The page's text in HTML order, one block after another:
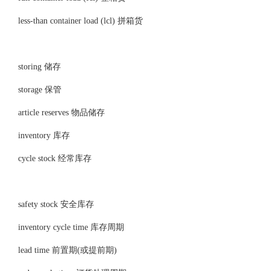
less-than container load (lcl) 拼箱货
storing 储存
storage 保管
article reserves 物品储存
inventory 库存
cycle stock 经常库存
safety stock 安全库存
inventory cycle time 库存周期
lead time 前置期(或提前期)